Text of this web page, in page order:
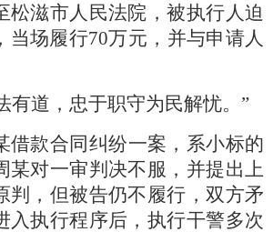
松滋市人民法院，被执行人迫
当场履行70万元，并与申请人
有道，忠于职守为民解忧。”
借款合同纠纷一案，系小标的
某对一审判决不服，并提出上
判，但被告仍不履行，双方矛
入执行程序后，执行干警多次